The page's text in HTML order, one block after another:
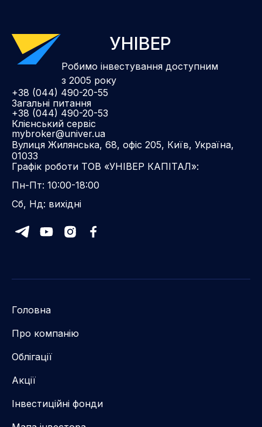
УНІВЕР
Робимо інвестування доступним
з 2005 року
+38 (044) 490-20-55
Загальні питання
+38 (044) 490-20-53
Клієнський сервіс
mybroker@univer.ua
Вулиця Жилянська, 68, офіс 205, Київ, Україна,
01033
Графік роботи ТОВ «УНІВЕР КАПІТАЛ»:
Пн-Пт: 10:00-18:00
Сб, Нд: вихідні
Головна
Про компанію
Облігації
Акції
Інвестиційні фонди